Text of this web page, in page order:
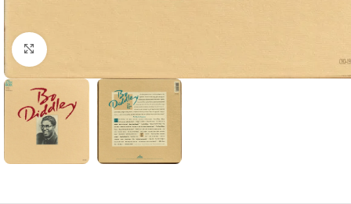
Clic para ampliar